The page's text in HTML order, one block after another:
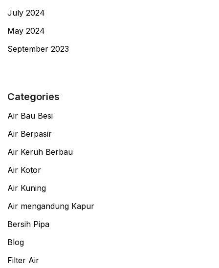
July 2024
May 2024
September 2023
Categories
Air Bau Besi
Air Berpasir
Air Keruh Berbau
Air Kotor
Air Kuning
Air mengandung Kapur
Bersih Pipa
Blog
Filter Air